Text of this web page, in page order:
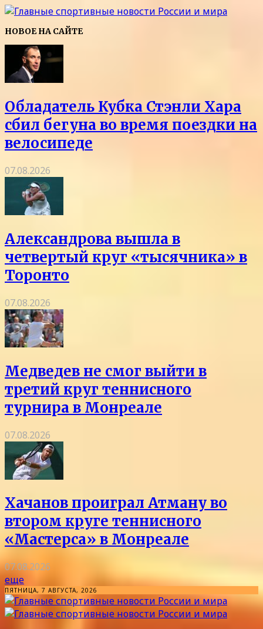
НОВОЕ НА САЙТЕ
Обладатель Кубка Стэнли Хара
сбил бегуна во время поездки на
велосипеде
07.08.2026
Александрова вышла в
четвертый круг «тысячника» в
Торонто
07.08.2026
Медведев не смог выйти в
третий круг теннисного
турнира в Монреале
07.08.2026
Хачанов проиграл Атману во
втором круге теннисного
«Мастерса» в Монреале
07.08.2026
еще
ПЯТНИЦА, 7 АВГУСТА, 2026